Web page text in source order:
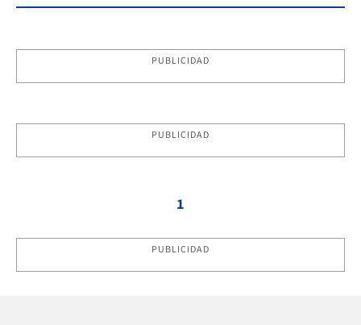
PUBLICIDAD
PUBLICIDAD
1
PUBLICIDAD